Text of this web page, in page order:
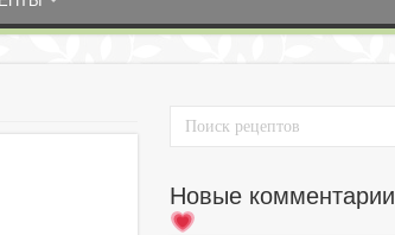
Новые комментарии